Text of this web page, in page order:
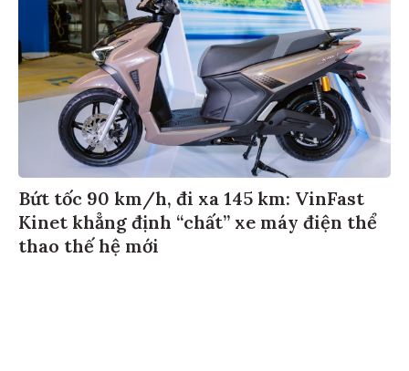
Bứt tốc 90 km/h, đi xa 145 km: VinFast
Kinet khẳng định “chất” xe máy điện thể
thao thế hệ mới